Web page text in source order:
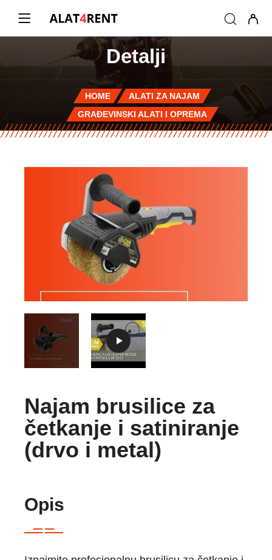
Detalji
HOME
ALATI ZA NAJAM
GRAĐEVINSKI ALATI I OPREMA
Najam brusilice za
četkanje i satiniranje
(drvo i metal)
Opis